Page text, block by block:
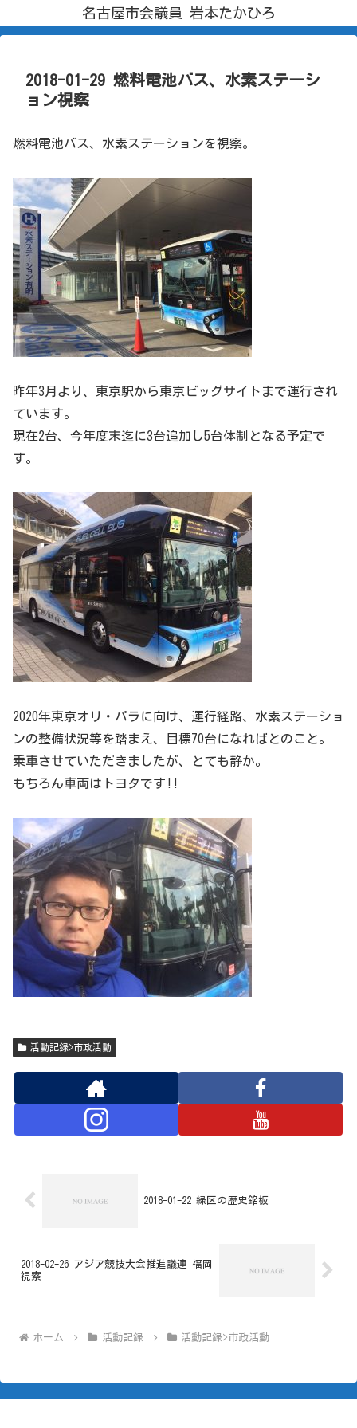
名古屋市会議員 岩本たかひろ
2018-01-29 燃料電池バス、水素ステーシ
ョン視察
燃料電池バス、水素ステーションを視察。
昨年3月より、東京駅から東京ビッグサイトまで運行され
ています。
現在2台、今年度末迄に3台追加し5台体制となる予定で
す。
2020年東京オリ・パラに向け、運行経路、水素ステーショ
ンの整備状況等を踏まえ、目標70台になればとのこと。
乗車させていただきましたが、とても静か。
もちろん車両はトヨタです!!
活動記録>市政活動
2018-01-22 緑区の歴史銘板
2018-02-26 アジア競技大会推進議連 福岡
視察
ホーム 活動記録 活動記録>市政活動